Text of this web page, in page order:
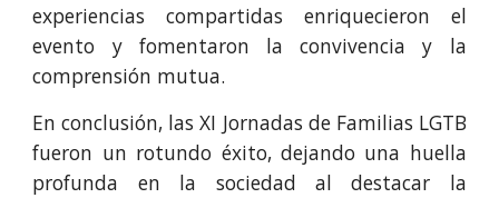
experiencias compartidas enriquecieron el
evento y fomentaron la convivencia y la
comprensión mutua.
En conclusión, las XI Jornadas de Familias LGTB
fueron un rotundo éxito, dejando una huella
profunda en la sociedad al destacar la